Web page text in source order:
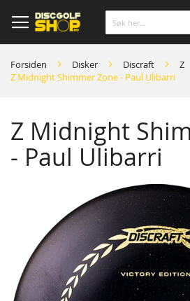
to
Content
Forsiden Disker Discraft
Z
Z Midnight Shimmer Zone - Paul Ulibarri
Z Midnight
- Paul Ulibarri
the
images
gallery